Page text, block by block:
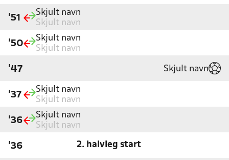
'51
Skjult navn
Skjult navn
'50
Skjult navn
Skjult navn
'47 Skjult navn
'37
Skjult navn
Skjult navn
'36
Skjult navn
Skjult navn
'36 2. halvleg start